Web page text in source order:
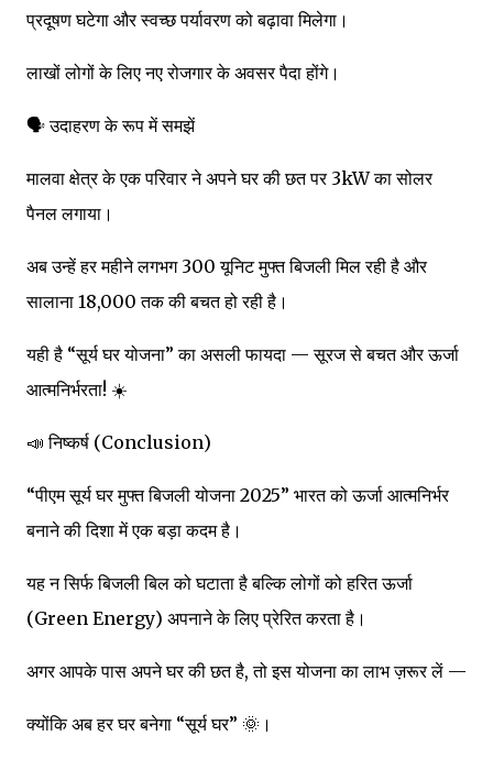
प्रदूषण घटेगा और स्वच्छ पर्यावरण को बढ़ावा मिलेगा।
लाखों लोगों के लिए नए रोजगार के अवसर पैदा होंगे।
🗣️ उदाहरण के रूप में समझें
मालवा क्षेत्र के एक परिवार ने अपने घर की छत पर 3kW का सोलर
पैनल लगाया।
अब उन्हें हर महीने लगभग 300 यूनिट मुफ्त बिजली मिल रही है और
सालाना ₹18,000 तक की बचत हो रही है।
यही है “सूर्य घर योजना” का असली फायदा — सूरज से बचत और ऊर्जा
आत्मनिर्भरता! ☀️
📣 निष्कर्ष (Conclusion)
“पीएम सूर्य घर मुफ्त बिजली योजना 2025” भारत को ऊर्जा आत्मनिर्भर
बनाने की दिशा में एक बड़ा कदम है।
यह न सिर्फ बिजली बिल को घटाता है बल्कि लोगों को हरित ऊर्जा
(Green Energy) अपनाने के लिए प्रेरित करता है।
अगर आपके पास अपने घर की छत है, तो इस योजना का लाभ ज़रूर लें —
क्योंकि अब हर घर बनेगा “सूर्य घर” 🌞।